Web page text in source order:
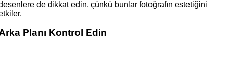
de dikkat edin, çünkü bunlar fotoğrafın estetiğini
Planı Kontrol Edin